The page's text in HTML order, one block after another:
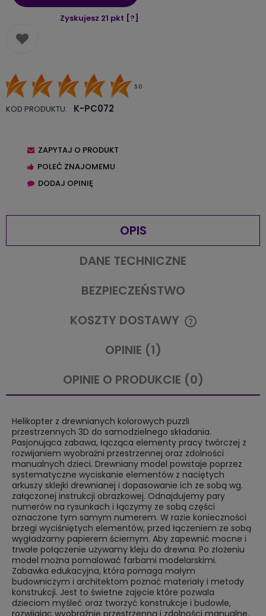
Zyskujesz 21 pkt [?]
5.0
KOD PRODUKTU: K-PC072
ZAPYTAJ O PRODUKT
POLEĆ ZNAJOMEMU
DODAJ OPINIĘ
OPIS
DANE TECHNICZNE
BEZPIECZEŃSTWO
KOSZTY DOSTAWY
CENA NIE ZAWIERA EWENTUALNYCH KOSZTÓW PŁATNOŚCI
OPINIE (1)
OPINIE O PRODUKCIE (0)
Helikopter z drewnianych kolorowych puzzli
przestrzennych 3D do samodzielnego składania.
Pasjonująca zabawa, łącząca elementy pracy twórczej z
rozwijaniem wyobraźni przestrzennej oraz zdolności
manualnych dzieci. Drewniany model powstaje poprzez
systematyczne wyciskanie elementów z naciętych
arkuszy sklejki drewnianej i dopasowanie ich ze sobą wg.
załączonej instrukcji obrazkowej. Odnajdujemy pary
numerów na rysunkach i łączymy ze sobą części
oznaczone tym samym numerem. W razie konieczności
brzegi wyciśniętych elementów, przed łączeniem ze sobą
wygładzamy papierem ściernym. Aby zapewnić mocne i
trwałe połączenie używamy kleju do drewna. Po złożeniu
model można pomalować farbami modelarskimi.
Zabawka edukacyjna, która pomaga małym
budowniczym i architektom poznać materiały i metody
konstrukcji. Jest to świetne zajęcie które pozwala
dzieciom myśleć oraz tworzyć konstrukcje i budowle,